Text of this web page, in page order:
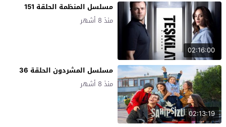
02:16:00
مسلسل المنظمة الحلقة 151
منذ 8 أشهر
02:13:19
مسلسل المشردون الحلقة 36
منذ 8 أشهر